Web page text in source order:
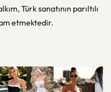
Türk sanatının parıltılı
etmektedir.